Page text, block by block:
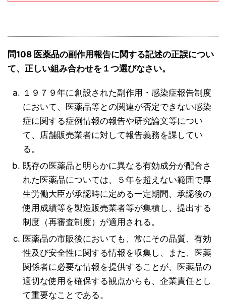
問108 医薬品の副作用報告に関する記述の正誤につい
て、正しい組み合わせを１つ選びなさい。
１９７９年に創設された副作用・感染症報告制度
において、医薬品等との関連が否定できない感染
症に関する症例情報の報告や研究論文等につい
て、店舗販売業者に対して報告義務を課してい
る。
既存の医薬品と明らかに異なる有効成分が配合さ
れた医薬品については、５年を超えない範囲で厚
生労働大臣が承認時に定める一定期間、承認後の
使用成績等を製造販売業者等が集積し、提出する
制度（再審査制度）が適用される。
医薬品の市販後においても、常にその品質、有効
性及び安全性に関する情報を収集し、また、医薬
関係者に必要な情報を提供することが、医薬品の
適切な使用を確保する観点からも、企業責任とし
て重要なことである。